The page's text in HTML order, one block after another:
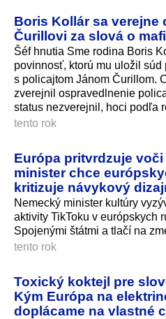
Boris Kollár sa verejne
Čurillovi za slová o
Šéf hnutia Sme rodina Boris
povinnosť, ktorú mu uložil súd
s policajtom Jánom Čurillom.
zverejnil ospravedlnenie
status nezverejnil, hoci podľa
tento rok
Európa pritvrdzuje
minister chce
kritizuje návykový
Nemecký minister kultúry
aktivity TikToku v európskych
Spojenými štátmi a tlačí na
tento rok
Toxický koktejl pre
Kým Európa na
doplácame na vlastné